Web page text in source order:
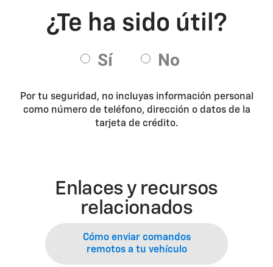
Por tu seguridad, no incluyas información personal
como número de teléfono, dirección o datos de la
tarjeta de crédito.
Enlaces y recursos
relacionados
Cómo enviar comandos
remotos a tu vehículo